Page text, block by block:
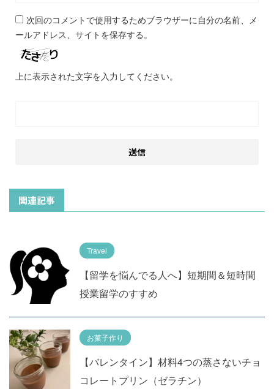
次回のコメントで使用するためブラウザーに自分の名前、メ
ールアドレス、サイトを保存する。
上に表示された文字を入力してください。
関連記事
Travel
【留学を悩んでる人へ】短期間＆短時間
授業留学のすすめ
お菓子作り
【バレンタイン】材料4つの蒸さないチョ
コレートプリン（ゼラチン）